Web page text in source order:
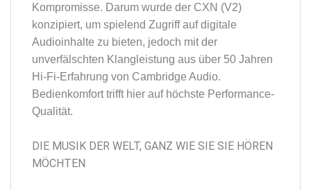
Kompromisse. Darum wurde der CXN (V2)
konzipiert, um spielend Zugriff auf digitale
Audioinhalte zu bieten, jedoch mit der
unverfälschten Klangleistung aus über 50 Jahren
Hi-Fi-Erfahrung von Cambridge Audio.
Bedienkomfort trifft hier auf höchste Performance-
Qualität.
DIE MUSIK DER WELT, GANZ WIE SIE SIE HÖREN
MÖCHTEN